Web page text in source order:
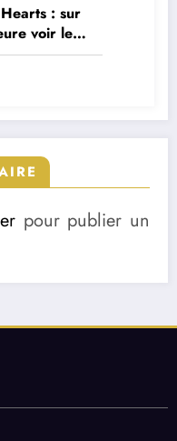
: sur
voir le
pour publier un